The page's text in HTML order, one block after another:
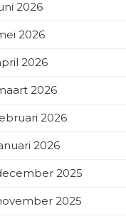
2026
2026
2026
2026
2026
2026
2025
2025